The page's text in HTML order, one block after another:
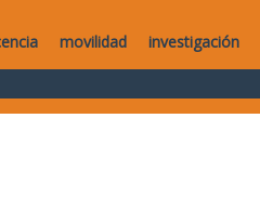
movilidad investigación